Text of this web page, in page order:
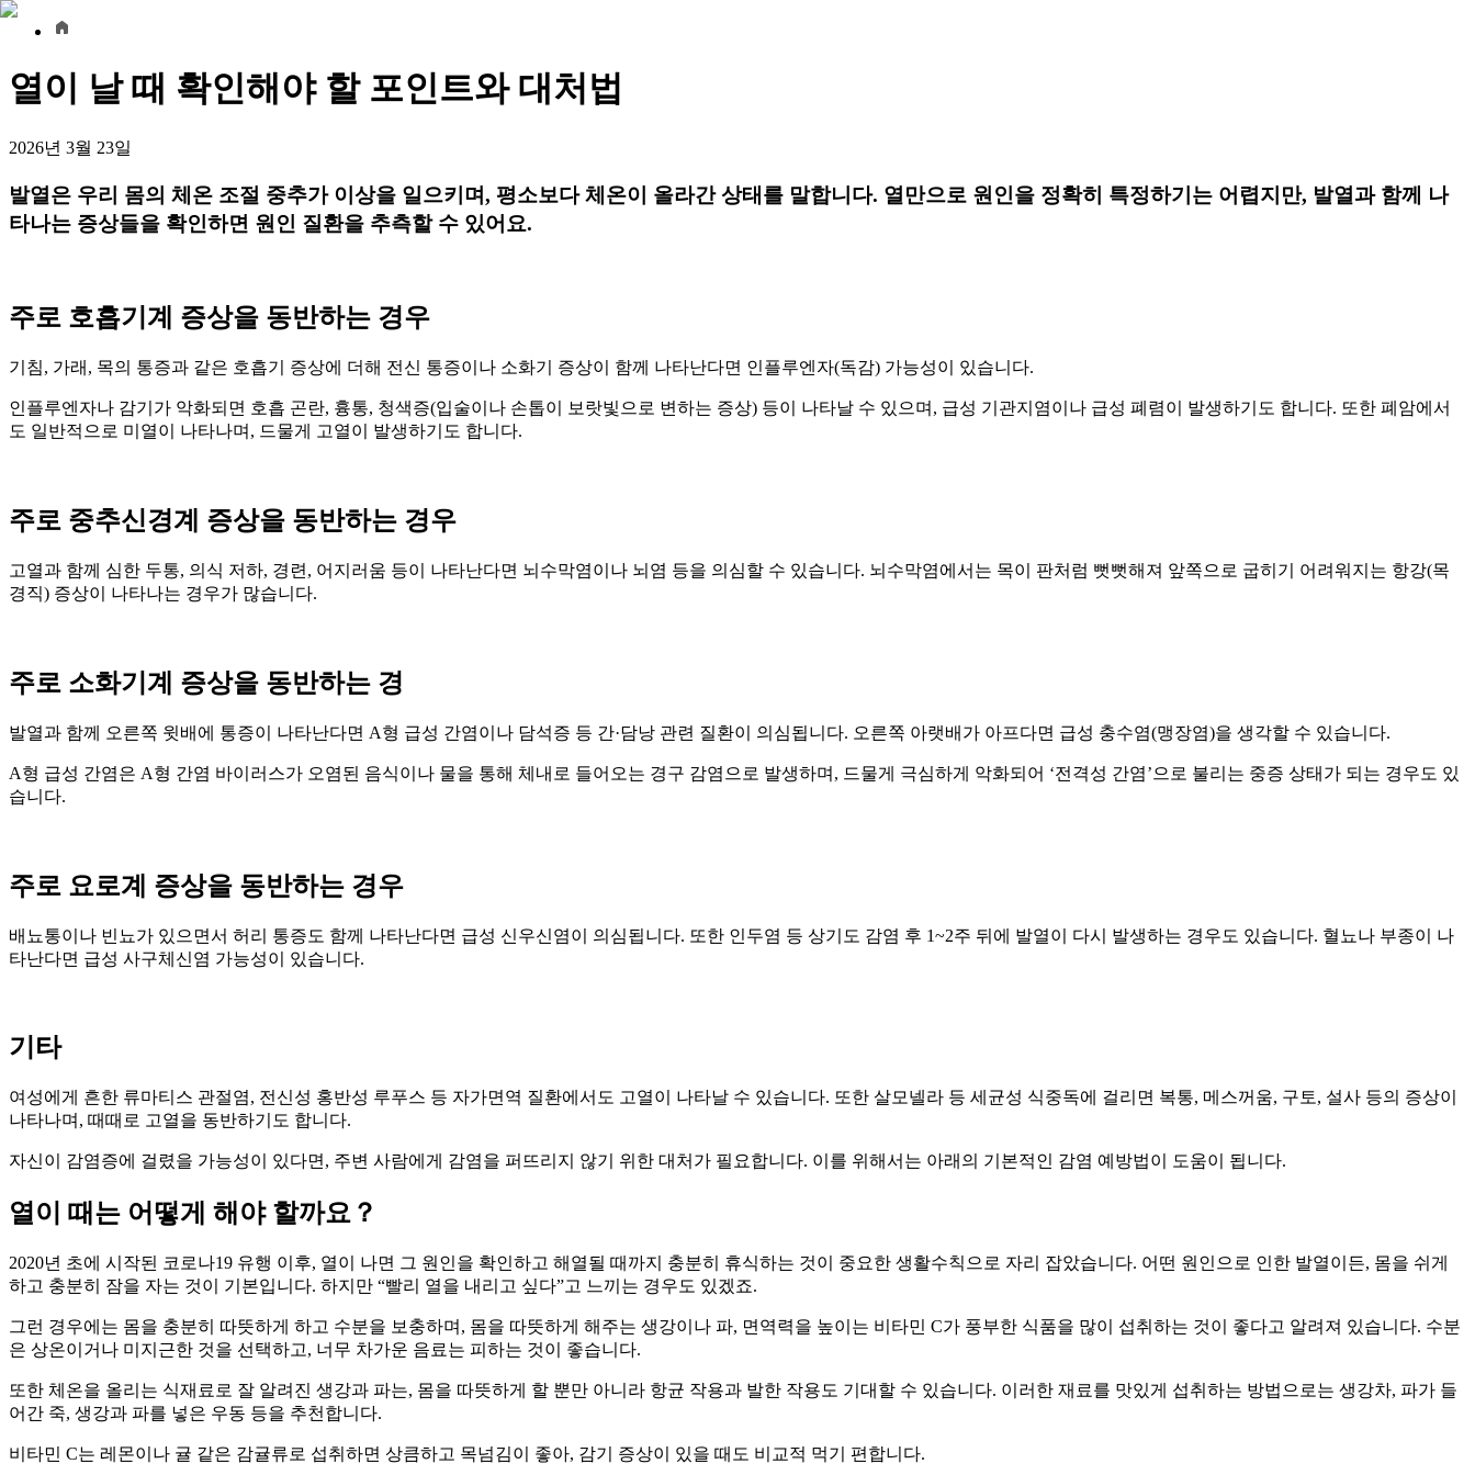
열이 날 때 확인해야 할 포인트와 대처법
2026년 3월 23일
발열은 우리 몸의 체온 조절 중추가 이상을 일으키며, 평소보다 체온이 올라간 상태를 말합니다. 열만으로 원인을 정확히 특정하기는 어렵지만, 발열과 함께 나
타나는 증상들을 확인하면 원인 질환을 추측할 수 있어요.
주로 호흡기계 증상을 동반하는 경우
기침, 가래, 목의 통증과 같은 호흡기 증상에 더해 전신 통증이나 소화기 증상이 함께 나타난다면 인플루엔자(독감) 가능성이 있습니다.
인플루엔자나 감기가 악화되면 호흡 곤란, 흉통, 청색증(입술이나 손톱이 보랏빛으로 변하는 증상) 등이 나타날 수 있으며, 급성 기관지염이나 급성 폐렴이 발생하기도 합니다. 또한 폐암에서
도 일반적으로 미열이 나타나며, 드물게 고열이 발생하기도 합니다.
주로 중추신경계 증상을 동반하는 경우
고열과 함께 심한 두통, 의식 저하, 경련, 어지러움 등이 나타난다면 뇌수막염이나 뇌염 등을 의심할 수 있습니다. 뇌수막염에서는 목이 판처럼 뻣뻣해져 앞쪽으로 굽히기 어려워지는 항강(목
경직) 증상이 나타나는 경우가 많습니다.
주로 소화기계 증상을 동반하는 경
발열과 함께 오른쪽 윗배에 통증이 나타난다면 A형 급성 간염이나 담석증 등 간·담낭 관련 질환이 의심됩니다. 오른쪽 아랫배가 아프다면 급성 충수염(맹장염)을 생각할 수 있습니다.
A형 급성 간염은 A형 간염 바이러스가 오염된 음식이나 물을 통해 체내로 들어오는 경구 감염으로 발생하며, 드물게 극심하게 악화되어 ‘전격성 간염’으로 불리는 중증 상태가 되는 경우도 있
습니다.
주로 요로계 증상을 동반하는 경우
배뇨통이나 빈뇨가 있으면서 허리 통증도 함께 나타난다면 급성 신우신염이 의심됩니다. 또한 인두염 등 상기도 감염 후 1~2주 뒤에 발열이 다시 발생하는 경우도 있습니다. 혈뇨나 부종이 나
타난다면 급성 사구체신염 가능성이 있습니다.
기타
여성에게 흔한 류마티스 관절염, 전신성 홍반성 루푸스 등 자가면역 질환에서도 고열이 나타날 수 있습니다. 또한 살모넬라 등 세균성 식중독에 걸리면 복통, 메스꺼움, 구토, 설사 등의 증상이
나타나며, 때때로 고열을 동반하기도 합니다.
자신이 감염증에 걸렸을 가능성이 있다면, 주변 사람에게 감염을 퍼뜨리지 않기 위한 대처가 필요합니다. 이를 위해서는 아래의 기본적인 감염 예방법이 도움이 됩니다.
열이 때는 어떻게 해야 할까요？
2020년 초에 시작된 코로나19 유행 이후, 열이 나면 그 원인을 확인하고 해열될 때까지 충분히 휴식하는 것이 중요한 생활수칙으로 자리 잡았습니다. 어떤 원인으로 인한 발열이든, 몸을 쉬게
하고 충분히 잠을 자는 것이 기본입니다. 하지만 “빨리 열을 내리고 싶다”고 느끼는 경우도 있겠죠.
그런 경우에는 몸을 충분히 따뜻하게 하고 수분을 보충하며, 몸을 따뜻하게 해주는 생강이나 파, 면역력을 높이는 비타민 C가 풍부한 식품을 많이 섭취하는 것이 좋다고 알려져 있습니다. 수분
은 상온이거나 미지근한 것을 선택하고, 너무 차가운 음료는 피하는 것이 좋습니다.
또한 체온을 올리는 식재료로 잘 알려진 생강과 파는, 몸을 따뜻하게 할 뿐만 아니라 항균 작용과 발한 작용도 기대할 수 있습니다. 이러한 재료를 맛있게 섭취하는 방법으로는 생강차, 파가 들
어간 죽, 생강과 파를 넣은 우동 등을 추천합니다.
비타민 C는 레몬이나 귤 같은 감귤류로 섭취하면 상큼하고 목넘김이 좋아, 감기 증상이 있을 때도 비교적 먹기 편합니다.